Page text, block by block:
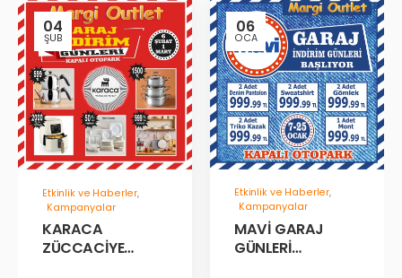
04
ŞUB
Etkinlik ve Haberler,
Kampanyalar
KARACA
ZÜCCACİYE
06
OCA
Etkinlik ve Haberler,
Kampanyalar
MAVİ GARAJ
GÜNLERİ